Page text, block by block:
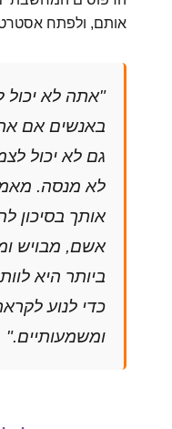
אותם, ולפתח
"אתה לא יכול
באנשים אם
גם לא יכול
לא מנסה.
אותך בסיכון
אשם, מבויש
ביותר היא
כדי לנוע
ומשמעותיים."